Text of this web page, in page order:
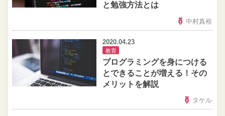
と勉強方法とは
中村真裕
2020.04.23
教育
プログラミングを身につける
とできることが増える！その
メリットを解説
タケル